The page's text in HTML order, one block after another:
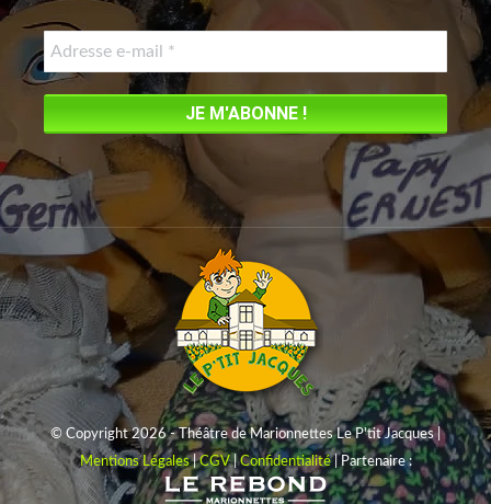
in
new
window
© Copyright 2026 - Théâtre de Marionnettes Le P'tit Jacques |
Mentions Légales|CGV|Confidentialité| Partenaire :